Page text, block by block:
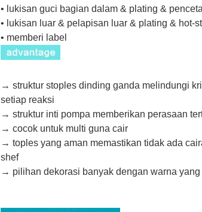
• lukisan guci bagian dalam & plating &
• lukisan luar & pelapisan luar & plating & hot-
• memberi label
→ struktur stoples dinding ganda melindungi
setiap reaksi
→ struktur inti pompa memberikan perasaan
→ cocok untuk multi guna cair
→ toples yang aman memastikan tidak ada
shef
→ pilihan dekorasi banyak dengan warna